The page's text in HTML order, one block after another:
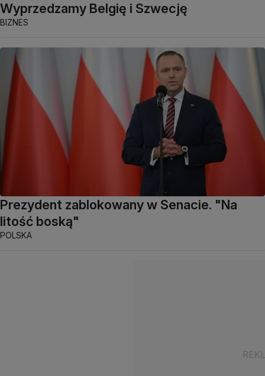
Wyprzedzamy Belgię i Szwecję
BIZNES
Prezydent zablokowany w Senacie. "Na
litość boską"
POLSKA